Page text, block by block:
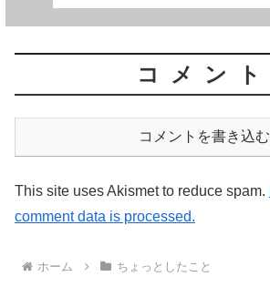
コメント
コメントを書き込む
This site uses Akismet to reduce spam.
comment data is processed.
ホーム ちょっとしたこと